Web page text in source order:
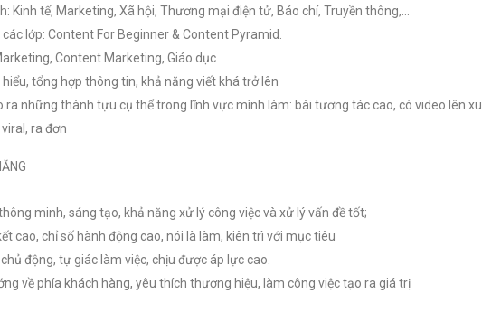
Kinh tế, Marketing, Xã hội, Thương mại điện tử, Báo chí, Truyền thông,…
lớp: Content For Beginner & Content Pyramid.
Content Marketing, Giáo dục
tổng hợp thông tin, khả năng viết khá trở lên
ra những thành tựu cụ thể trong lĩnh vực mình làm: bài tương tác cao, có video lên xu
ra đơn
minh, sáng tạo, khả năng xử lý công việc và xử lý vấn đề tốt;
cao, chỉ số hành động cao, nói là làm, kiên trì với mục tiêu
động, tự giác làm việc, chịu được áp lực cao.
về phía khách hàng, yêu thích thương hiệu, làm công việc tạo ra giá trị